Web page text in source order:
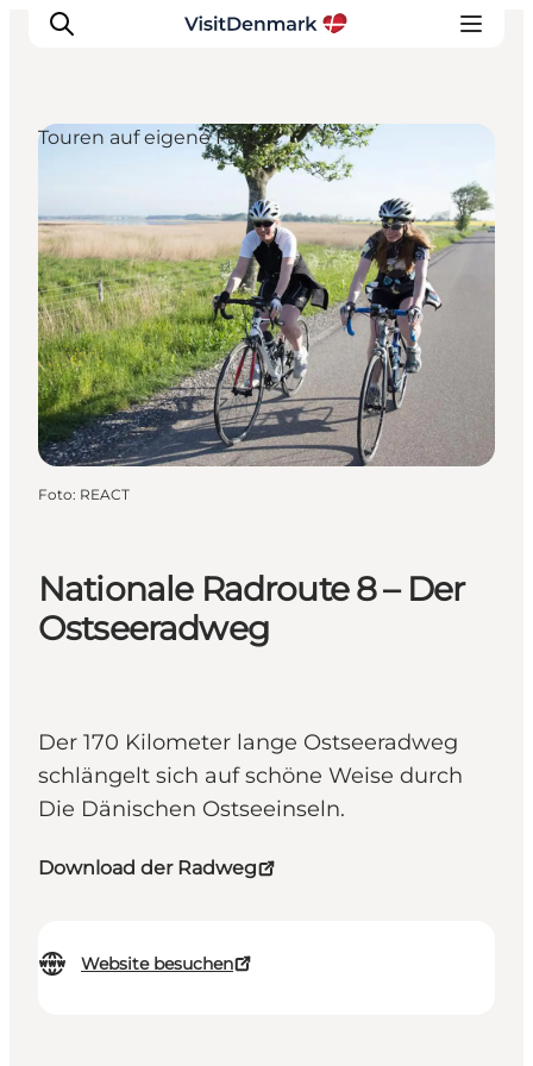
Regionen
Erlebnisse
Unterkünfte
Reiseplanung
Nationale Radroute 8 – Der
Ostseeradweg
Der 170 Kilometer lange Ostseeradweg
schlängelt sich auf schöne Weise durch
Die Dänischen Ostseeinseln.
Download der Radweg
Website besuchen
Touren auf eigene Faust
Foto: REACT